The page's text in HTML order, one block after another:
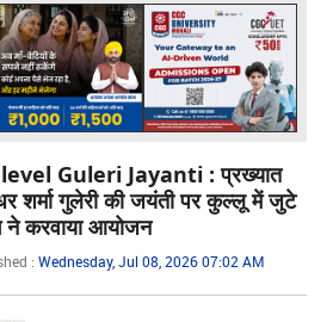
Guleri Jayanti : प्रख्यात
शर्मा गुलेरी की जयंती पर कुल्लू में जुटे
ने करवाया आयोजन
:Wednesday, Jul 08, 2026 07:02 AM